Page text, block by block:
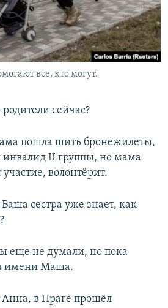
все, кто могут.
родители сейчас?
пошла шить бронежилеты,
инвалид II группы, но мама
волонтёрит.
Ваша сестра уже знает, как
еще не думали, но пока
имени Маша.
Анна, в Праге прошёл